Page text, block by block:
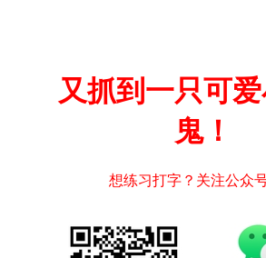
又抓到一只可
鬼！
想练习打字？关注公众号